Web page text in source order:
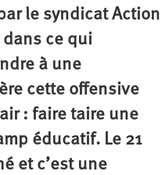
le syndicat Action
dans ce qui
à une
cette offensive
: faire taire une
éducatif. Le 21
et c’est une